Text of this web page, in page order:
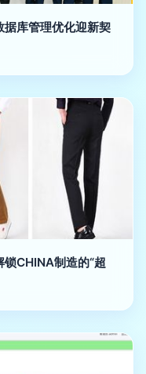
库管理优化迎新契
CHINA制造的“超